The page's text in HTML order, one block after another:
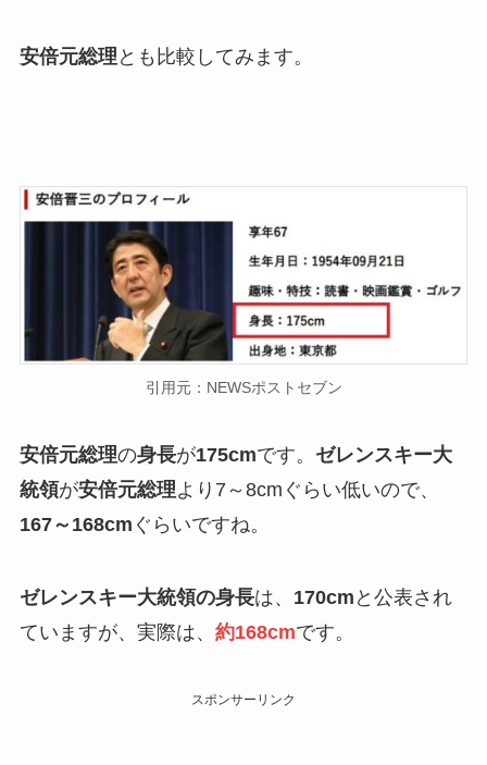
安倍元総理 とも比較してみます。
引用元：NEWSポストセブン
安倍元総理の身長が175cmです。 ゼレンスキー大
統領が安倍元総理より7～8cmぐらい低いので、
167～168cm ぐらいですね。
ゼレンスキー大統領の身長は、 170cm と公表され
ていますが、実際は、 約168cmです。
スポンサーリンク